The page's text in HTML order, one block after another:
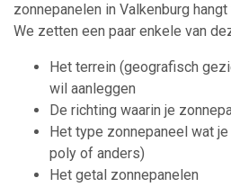
zonnepanelen in Valkenburg
We zetten een paar enkele van
Het terrein (geografisch
wil aanleggen
De richting waarin je
Het type zonnepaneel wat
poly of anders)
Het getal zonnepanelen